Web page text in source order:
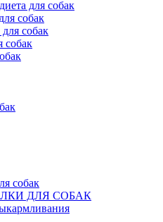
для собак
собак
собак
собак
собак
ДЛЯ СОБАК